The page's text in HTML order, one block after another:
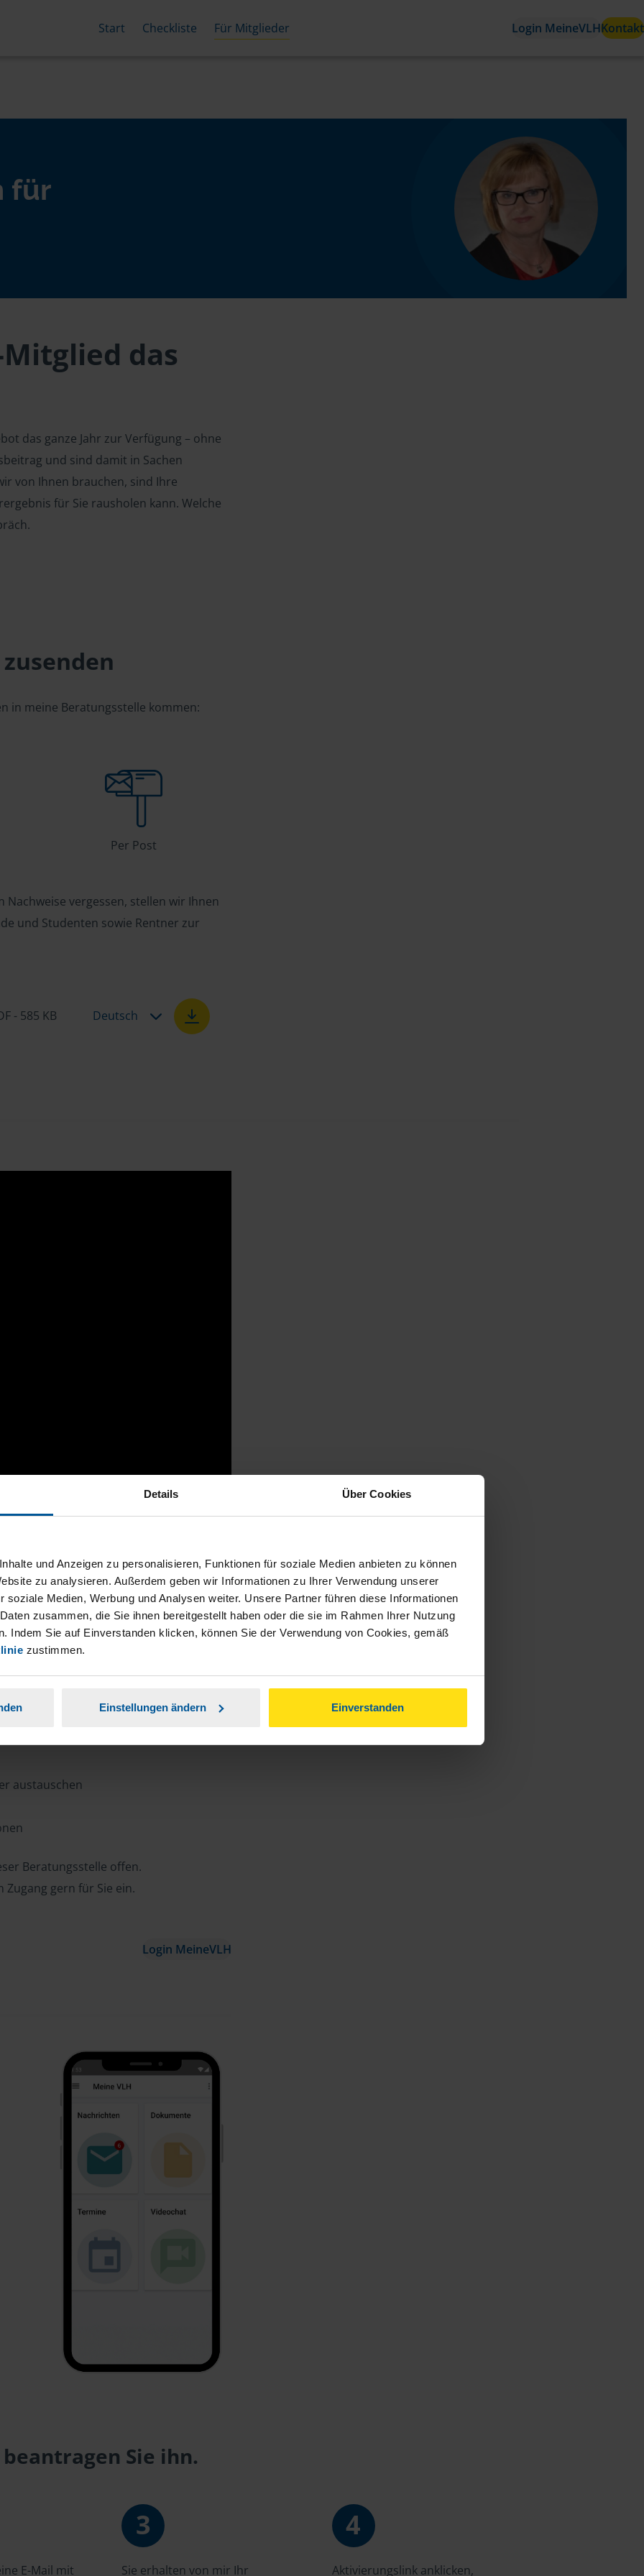
Details Über Cookies
und Anzeigen zu personalisieren, Funktionen für soziale Medien anbieten zu können
zu analysieren. Außerdem geben wir Informationen zu Ihrer Verwendung unserer
soziale Medien, Werbung und Analysen weiter. Unsere Partner führen diese Informationen
zusammen, die Sie ihnen bereitgestellt haben oder die sie im Rahmen Ihrer Nutzung
Indem Sie auf Einverstanden klicken, können Sie der Verwendung von Cookies, gemäß
zustimmen.
Einstellungen ändern Einverstanden
Start Checkliste Für Mitglieder Login MeineVLHKontakt
für
das
das ganze Jahr zur Verfügung – ohne
und sind damit in Sachen
von Ihnen brauchen, sind Ihre
für Sie rausholen kann. Welche
in meine Beratungsstelle kommen:
Per Post
vergessen, stellen wir Ihnen
und Studenten sowie Rentner zur
- 585 KB Deutsch
Zeit und Porto sparen und jederzeit
austauschen
Beratungsstelle offen.
gern für Sie ein.
Login MeineVLH
Sie ihn.
E-Mail mit
3
Sie erhalten von mir Ihr
4
Aktivierungslink anklicken,